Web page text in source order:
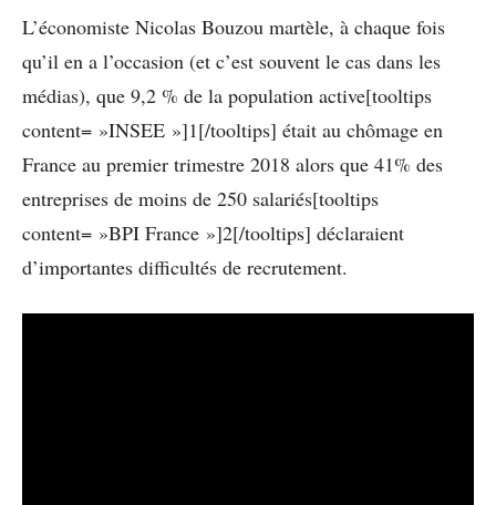
L’économiste Nicolas Bouzou martèle, à chaque fois
qu’il en a l’occasion (et c’est souvent le cas dans les
médias), que 9,2 % de la population active[tooltips
content= »INSEE »]1[/tooltips] était au chômage en
France au premier trimestre 2018 alors que 41% des
entreprises de moins de 250 salariés[tooltips
content= »BPI France »]2[/tooltips] déclaraient
d’importantes difficultés de recrutement.